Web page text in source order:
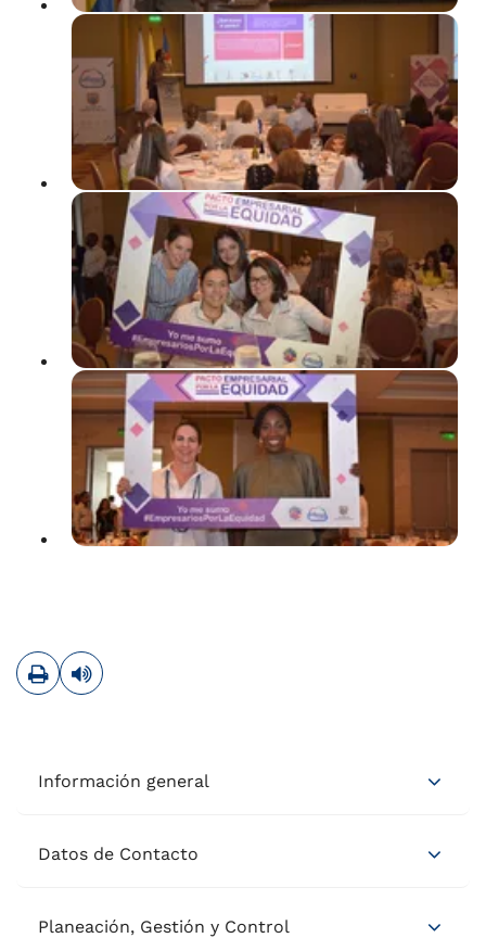
ImprimirLeer contenido
Información general
Datos de Contacto
Planeación, Gestión y Control